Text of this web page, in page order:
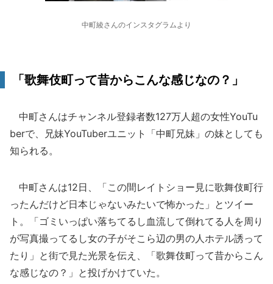
中町綾さんのインスタグラムより
「歌舞伎町って昔からこんな感じなの？」
中町さんはチャンネル登録者数127万人超の女性YouTu
berで、兄妹YouTuberユニット「中町兄妹」の妹としても
知られる。
中町さんは12日、「この間レイトショー見に歌舞伎町行
ったんだけど日本じゃないみたいで怖かった」とツイー
ト。「ゴミいっぱい落ちてるし血流して倒れてる人を周り
が写真撮ってるし女の子がそこら辺の男の人ホテル誘って
たり」と街で見た光景を伝え、「歌舞伎町って昔からこん
な感じなの？」と投げかけていた。